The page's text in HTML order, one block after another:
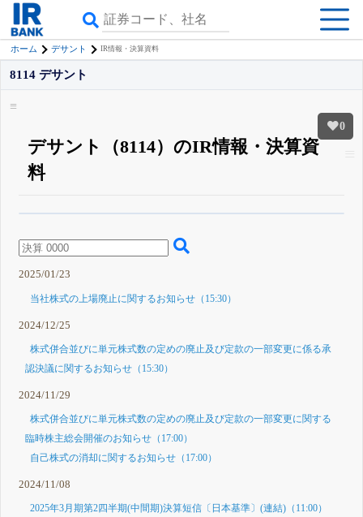
ホーム デサント IR情報・決算資料
0
8114 デサント
デサント（8114）のIR情報・決算資
料
詳しく見られる無料でβ版をはじめる
登録すると永久30%OFFと米株版の先行利用も付きます
2025/01/23
当社株式の上場廃止に関するお知らせ（15:30）
2024/12/25
株式併合並びに単元株式数の定めの廃止及び定款の一部変更に係る承
認決議に関するお知らせ（15:30）
2024/11/29
株式併合並びに単元株式数の定めの廃止及び定款の一部変更に関する
臨時株主総会開催のお知らせ（17:00）
自己株式の消却に関するお知らせ（17:00）
2024/11/08
2025年3月期第2四半期(中間期)決算短信〔日本基準〕(連結)（11:00）